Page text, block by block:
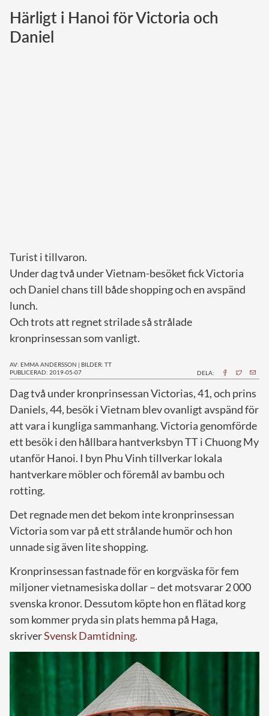
Norska kungahuset
Härligt i Hanoi för Victoria och
Daniel
Turist i tillvaron.
Under dag två under Vietnam-besöket fick Victoria
och Daniel chans till både shopping och en avspänd
lunch.
Och trots att regnet strilade så strålade
kronprinsessan som vanligt.
AV: EMMA ANDERSSON | BILDER: TT
PUBLICERAD: 2019-05-07
DELA:
Dag två under kronprinsessan Victorias, 41, och prins
Daniels, 44, besök i Vietnam blev ovanligt avspänd för
att vara i kungliga sammanhang. Victoria genomförde
ett besök i den hållbara hantverksbyn TT i Chuong My
utanför Hanoi. I byn Phu Vinh tillverkar lokala
hantverkare möbler och föremål av bambu och
rotting.
Det regnade men det bekom inte kronprinsessan
Victoria som var på ett strålande humör och hon
unnade sig även lite shopping.
Kronprinsessan fastnade för en korgväska för fem
miljoner vietnamesiska dollar – det motsvarar 2 000
svenska kronor. Dessutom köpte hon en flätad korg
som kommer pryda sin plats hemma på Haga,
skriverSvensk Damtidning.